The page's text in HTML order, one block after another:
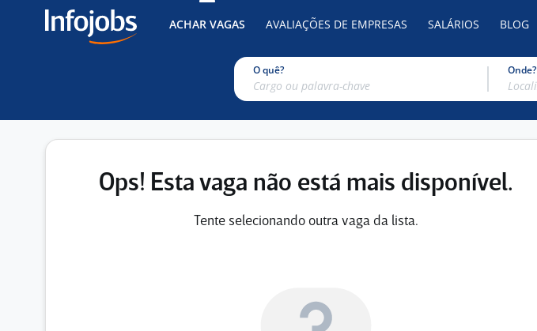
ACHAR VAGAS AVALIAÇÕES DE EMPRESAS SALÁRIOS BLOG
O quê? Onde?
Ops! Esta vaga não está mais disponível.
Tente selecionando outra vaga da lista.